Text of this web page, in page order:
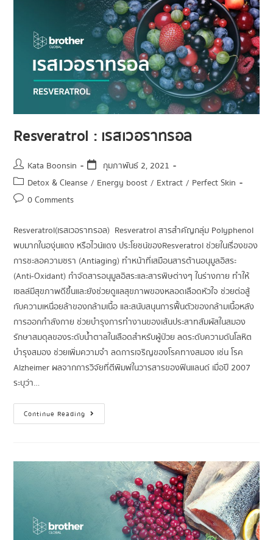
Resveratrol : เรสเวอราทรอล
Kata Boonsin
กุมภาพันธ์ 2, 2021
Detox & Cleanse / Energy boost / Extract / Perfect Skin
0 Comments
Resveratrol (เรสเวอราทรอล) Resveratrol สารสำคัญกลุ่ม Polyphenol
พบมากในองุ่นแดง หรือไวน์แดง ประโยชน์ของ Resveratrol ช่วยในเรื่องของ
การชะลอความชรา (Antiaging) ทำหน้าที่เสมือนสารต้านอนุมูลอิสระ
(Anti-Oxidant) กำจัดสารอนุมูลอิสระและสารพิษต่างๆ ในร่างกาย ทำให้
เซลล์มีสุขภาพดีขึ้นและยังช่วยดูแลสุขภาพของหลอดเลือดหัวใจ ช่วยต่อสู้
กับความเหนื่อยล้าของกล้ามเนื้อ และสนับสนุนการฟื้นตัวของกล้ามเนื้อหลัง
การออกกำลังกาย ช่วยบำรุงการทำงานของเส้นประสาทสัมผัสในสมอง
รักษาสมดุลของระดับน้ำตาลในเลือดสำหรับผู้ป่วย ลดระดับความดันโลหิต
บำรุงสมอง ช่วยเพิ่มความจำ ลดการเจริญของโรคทางสมอง เช่น โรค
Alzheimer ผลจากการวิจัยที่ตีพิมพ์ในวารสารของฟินแลนด์ เมื่อปี 2007
ระบุว่า…
Continue Reading